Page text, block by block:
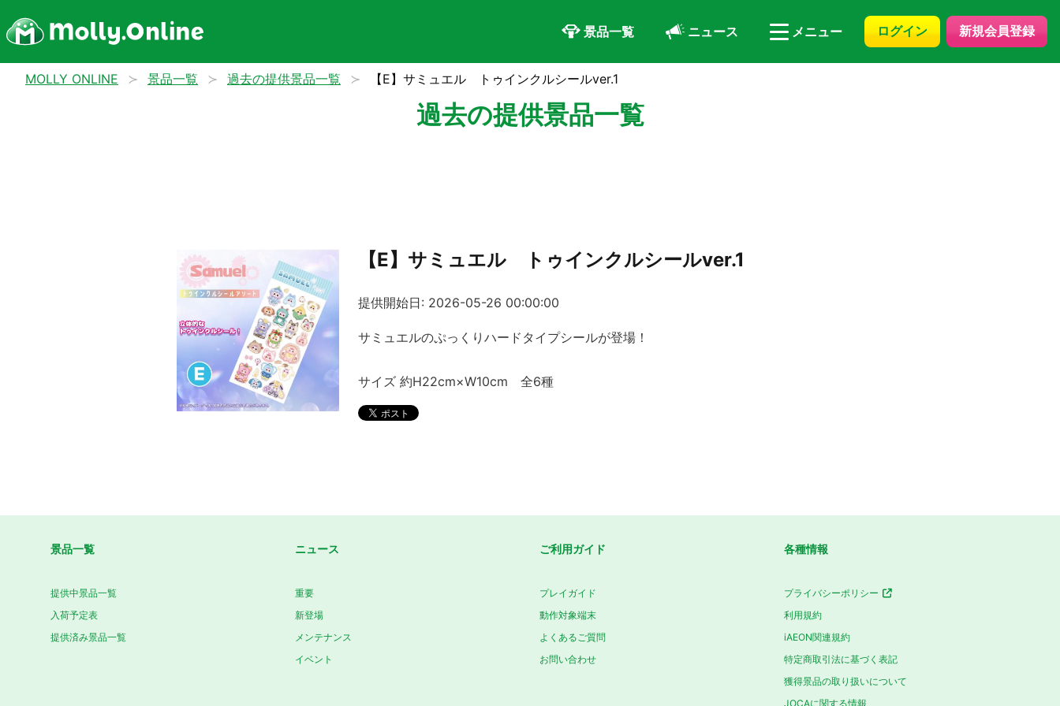
景品一覧 ニュース メニュー ログイン 新規会員登録
MOLLY ONLINE 景品一覧 過去の提供景品一覧 【E】サミュエル トゥインクルシールver.1
過去の提供景品一覧
【E】サミュエル トゥインクルシールver.1
提供開始日: 2026-05-26 00:00:00
サミュエルのぷっくりハードタイプシールが登場！
サイズ 約H22cm×W10cm 全6種
景品一覧
提供中景品一覧
入荷予定表
提供済み景品一覧
ニュース
重要
新登場
メンテナンス
イベント
ご利用ガイド
プレイガイド
動作対象端末
よくあるご質問
お問い合わせ
各種情報
プライバシーポリシー
利用規約
iAEON関連規約
特定商取引法に基づく表記
獲得景品の取り扱いについて
JOCAに関する情報